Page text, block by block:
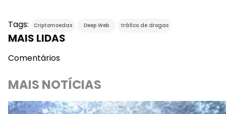
Tags: Criptomoedas Deep Web tráfico de drogas
MAIS LIDAS
Comentários
MAIS NOTÍCIAS